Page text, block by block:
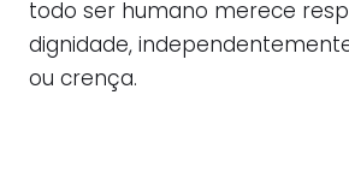
todo ser humano merece
dignidade,
ou crença.